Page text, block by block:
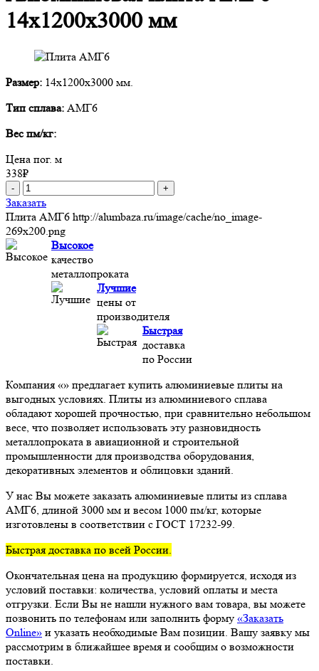
14х1200х3000 мм
Размер: 14х1200х3000 мм.
Тип сплава: АМГ6
Вес пм/кг:
Цена пог. м
338₽
- +
Заказать
Плита АМГ6 http://alumbaza.ru/image/cache/no_image-
269x200.png
Высокое
качество
металлопроката
Лучшие
цены от
производителя
Быстрая
доставка
по России
Компания «» предлагает купить алюминиевые плиты на
выгодных условиях. Плиты из алюминиевого сплава
обладают хорошей прочностью, при сравнительно небольшом
весе, что позволяет использовать эту разновидность
металлопроката в авиационной и строительной
промышленности для производства оборудования,
декоративных элементов и облицовки зданий.
У нас Вы можете заказать алюминиевые плиты из сплава
АМГ6, длиной 3000 мм и весом 1000 пм/кг, которые
изготовлены в соответствии с ГОСТ 17232-99.
Быстрая доставка по всей России.
Окончательная цена на продукцию формируется, исходя из
условий поставки: количества, условий оплаты и места
отгрузки. Если Вы не нашли нужного вам товара, вы можете
позвонить по телефонам или заполнить форму «Заказать
Online» и указать необходимые Вам позиции. Вашу заявку мы
рассмотрим в ближайшее время и сообщим о возможности
поставки.